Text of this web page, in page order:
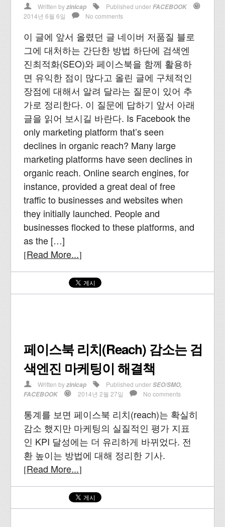
Written byzinicap Published underFACEBOOK
2014년 6월 6일
No comments
이 글에 앞서 올렸던 글 네이버 저품질 블로
그에 대처하는 간단한 방법 하단에 검색엔
진최적화(SEO)와 페이스북을 함께 활용하
면 유익한 점이 많다고 올린 글에 구체적인
장점에 대해서 알려 달라는 질문이 있어 추
가로 정리한다. 이 질문에 답하기 앞서 아래
글을 읽어 보시길 바란다. Is Facebook the
only marketing platform that’s seen
declines in organic reach? Many large
marketing platforms have seen declines in
organic reach. Online search engines, for
instance, provided a great deal of free
traffic to businesses and websites when
they initially launched. People and
businesses flocked to these platforms, and
as the […]
[Read More...]
페이스북 리치(Reach) 감소는 검
색엔진 마케팅이 해결책
Written byzinicap Published underSEO/SMO,
FACEBOOK
2014년 2월 27일 No comments
통계를 보면 페이스북 리치(reach)는 확실히
감소 했지만 마케팅의 실질적인 평가 지표
인 KPI 달성에는 더 유리하게 바뀌었다. 전
환 높이는 방법에 대해 정리한 기사.
[Read More...]